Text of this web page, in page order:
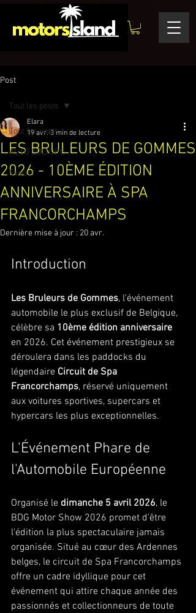
Post
Tout les posts
AUTO CULTURE
Events
Tout les posts
LES BRULEURS DE GOMMES
2026 - 10ÈME ÉDITION
ANNIVERSAIRE À SPA
FRANCORCHAMPS
Elara
19 avr. 3 min de lecture
Dernière mise à jour : 20 avr.
Introduction
Les Bruleurs de Gommes, l'événement
automobile le plus exclusif de Belgique,
célèbre sa 10ème édition anniversaire
en 2026. Cet événement prestigieux se
déroulera dans les paddocks du
légendaire Circuit de Spa
Francorchamps, réservé uniquement
aux voitures sportives, supercars et
hypercars les plus exceptionnelles.
L'Événement Phare de
l'Automobile Européenne
Organisé le dimanche 5 avril 2026, le
BDG Motor Show 2026 promet d'être
l'édition la plus spectaculaire jamais
organisée. Situé au cœur des Ardennes
belges, le circuit de Spa Francorchamps
offre un cadre idyllique pour cet
événement qui attire chaque année des
passionnés et collectionneurs de toute